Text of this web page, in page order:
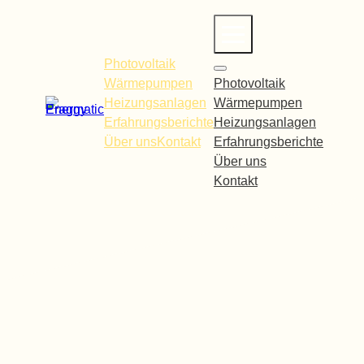
Photovoltaik
Wärmepumpen
Heizungsanlagen
Erfahrungsberichte
Über unsKontakt
Photovoltaik
Wärmepumpen
Heizungsanlagen
Erfahrungsberichte
Über uns
Kontakt